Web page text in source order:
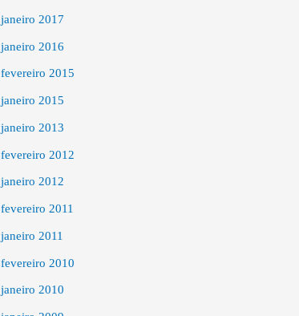
janeiro 2017
janeiro 2016
fevereiro 2015
janeiro 2015
janeiro 2013
fevereiro 2012
janeiro 2012
fevereiro 2011
janeiro 2011
fevereiro 2010
janeiro 2010